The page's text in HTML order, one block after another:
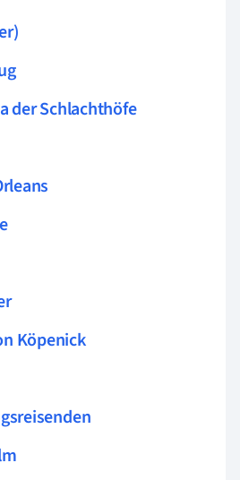
der Schlachthöfe
Köpenick